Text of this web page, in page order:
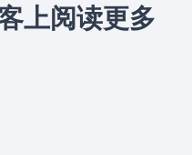
上阅读更多